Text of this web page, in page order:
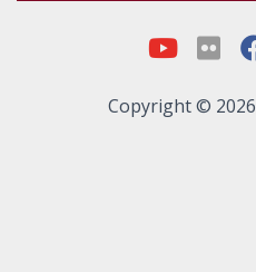
Copyright © 2026